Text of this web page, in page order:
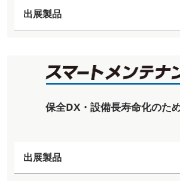
出展製品
保全DX・設備長寿命化のた
出展製品